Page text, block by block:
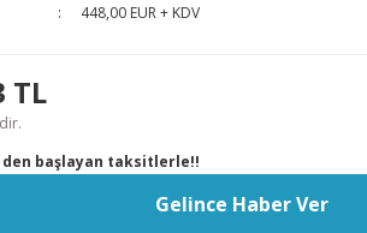
448,00 EUR + KDV
TL
den başlayan taksitlerle!!
Gelince Haber Ver